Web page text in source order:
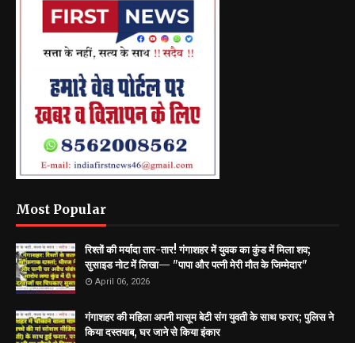
Most Popular
रिश्तों की मर्यादा तार-तार! गंगाशहर में युवक का कुंड में मिला शव;
सुसाइड नोट में लिखा— "पापा और पत्नी मेरी मौत के जिम्मेदार"
April 06, 2026
गंगाशहर की महिला अपनी मासूम बेटी संग युवती के साथ फरार; पुलिस ने
किया दस्तयाब, घर जाने से किया इंकार